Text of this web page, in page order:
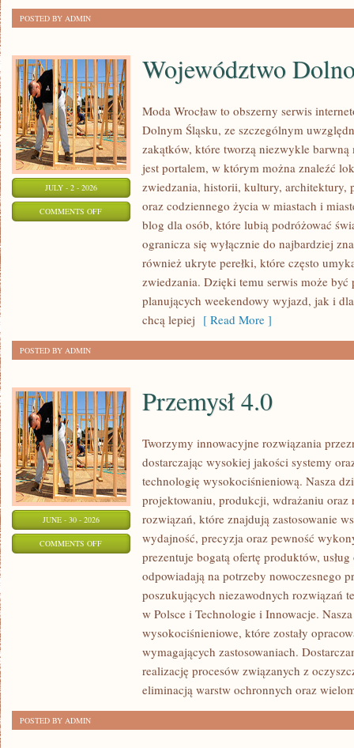
POSTED BY ADMIN
JULY - 2 - 2026
COMMENTS OFFON
WOJEWÓDZTWO
DOLNOŚLĄSKIE
Województwo
Moda Wrocław to obszerny serwis
Dolnym Śląsku, ze szczególnym
zakątków, które tworzą niezwykle barwną
jest portalem, w którym można znaleźć
zwiedzania, historii, kultury, architektury,
oraz codziennego życia w miastach i
blog dla osób, które lubią podróżować
ogranicza się wyłącznie do najbardziej
również ukryte perełki, które często
zwiedzania. Dzięki temu serwis może
planujących weekendowy wyjazd, jak i
chcą lepiej [ Read More ]
POSTED BY ADMIN
JUNE - 30 - 2026
COMMENTS OFFON
PRZEMYSŁ
Przemysł 4.0
Tworzymy innowacyjne rozwiązania
dostarczając wysokiej jakości systemy
technologię wysokociśnieniową. Nasza
projektowaniu, produkcji, wdrażaniu oraz
rozwiązań, które znajdują zastosowanie
wydajność, precyzja oraz pewność
prezentuje bogatą ofertę produktów,
odpowiadają na potrzeby nowoczesnego
poszukujących niezawodnych rozwiązań
w Polsce i Technologie i Innowacje.
wysokociśnieniowe, które zostały
wymagających zastosowaniach.
realizację procesów związanych z
eliminacją warstw ochronnych oraz
POSTED BY ADMIN